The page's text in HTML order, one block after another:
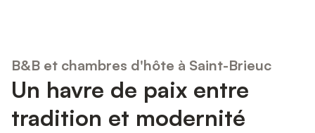
B&B et chambres d'hôte à Saint-Brieuc
Un havre de paix entre
tradition et modernité